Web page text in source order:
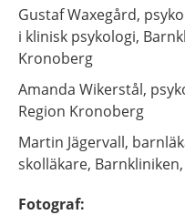
GustafWaxegård,
i klinisk psykologi,
Kronoberg
Amanda Wikerstål,
Region Kronoberg
Martin Jägervall,
skolläkare, Barnkliniken,
Fotograf: